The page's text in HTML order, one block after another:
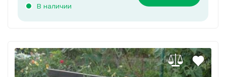
В наличии